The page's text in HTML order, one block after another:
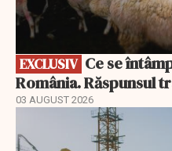
EXCLUSIV
România. Răspunsul
03 AUGUST 2026